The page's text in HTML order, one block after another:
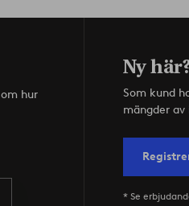
hur
Ny
Som kund
mängder
* Se